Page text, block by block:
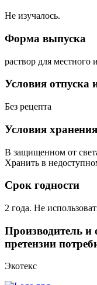
Не изучалось.
Форма выпуска
раствор для
Условия отпуска
Без рецепта
Условия хранения
В защищенном от
Хранить в
Срок годности
2 года. Не
Производитель
претензии
Экотекс